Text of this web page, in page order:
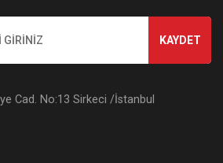
KAYDET
Cad. No:13 Sirkeci /İstanbul